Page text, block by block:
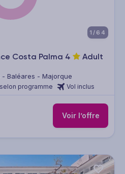
1/64
Costa Palma 4
Adult
- Baléares - Majorque
programme Vol inclus
Voir l’offre